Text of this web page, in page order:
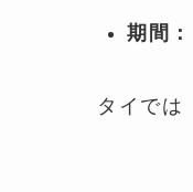
期間：
タイでは